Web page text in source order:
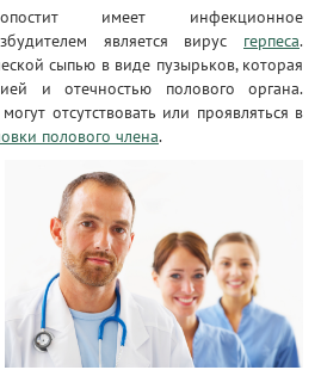
имеет инфекционное
является вирус герпеса.
сыпью в виде пузырьков, которая
и отечностью полового органа.
отсутствовать или проявляться в
полового члена.